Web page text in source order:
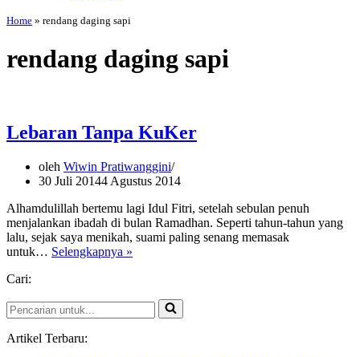
Home » rendang daging sapi
rendang daging sapi
Lebaran Tanpa KuKer
oleh Wiwin Pratiwanggini
30 Juli 20144 Agustus 2014
Alhamdulillah bertemu lagi Idul Fitri, setelah sebulan penuh
menjalankan ibadah di bulan Ramadhan. Seperti tahun-tahun yang
lalu, sejak saya menikah, suami paling senang memasak
untuk… Selengkapnya »
Cari:
Pencarian
untuk...
Artikel Terbaru: